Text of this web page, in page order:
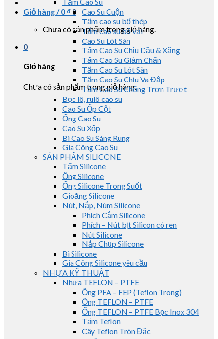
Giỏ hàng /0 ₫ 0
Chưa có sản phẩm trong giỏ hàng.
0
Giỏ hàng
Chưa có sản phẩm trong giỏ hàng.
Cao Su Cuộn
Tấm cao su bố thép
Tấm cao su bố vải
Cao Su Lót Sàn
Tấm Cao Su Chịu Dầu & Xăng
Tấm Cao Su Giảm Chấn
Tấm Cao Su Lót Sàn
Tấm Cao Su Chịu Va Đập
Tấm Cao Su Chống Trơn Trượt
Bọc lô, rulô cao su
Cao Su Ốp Cột
Ống Cao Su
Cao Su Xốp
Bi Cao Su Sàng Rung
Gia Công Cao Su
SẢN PHẨM SILICONE
Tấm Silicone
Ống Silicone
Ống Silicone Trong Suốt
Gioăng Silicone
Nút, Nắp, Núm Silicone
Phích Cắm Silicone
Phích – Nút bịt Silicon có ren
Nút Silicone
Nắp Chụp Silicone
Bi Silicone
Gia Công Silicone yêu cầu
NHỰA KỸ THUẬT
Nhựa TEFLON – PTFE
Ống PFA – FEP (Teflon Trong)
Ống TEFLON – PTFE
Ống TEFLON – PTFE Bọc Inox 304
Tấm Teflon
Cây Teflon Tròn Đặc